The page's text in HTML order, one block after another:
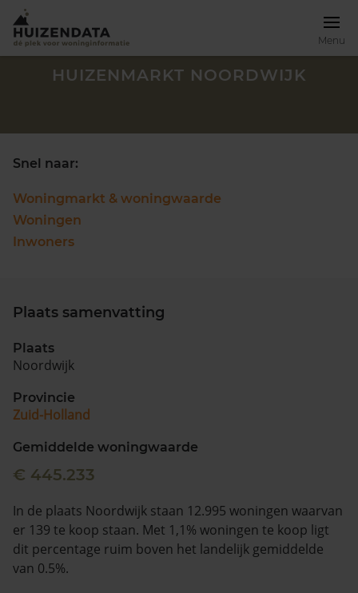
Menu
Zoek een woning
088 220 4200
Maandag t/m vrijdag - 08:00 -18:00
HUIZENMARKT NOORDWIJK
Snel naar:
Woningmarkt & woningwaarde
Woningen
Inwoners
Plaats samenvatting
Plaats
Noordwijk
Provincie
Zuid-Holland
Gemiddelde woningwaarde
€ 445.233
In de plaats Noordwijk staan 12.995 woningen waarvan
er 139 te koop staan. Met 1,1% woningen te koop ligt
dit percentage ruim boven het landelijk gemiddelde
van 0.5%.